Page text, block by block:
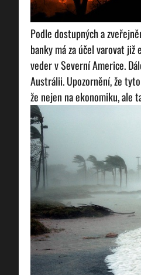
Podle dostupných a
banky má za účel varovat
veder v Severní Americe.
Austrálii. Upozornění, že
že nejen na ekonomiku, ale